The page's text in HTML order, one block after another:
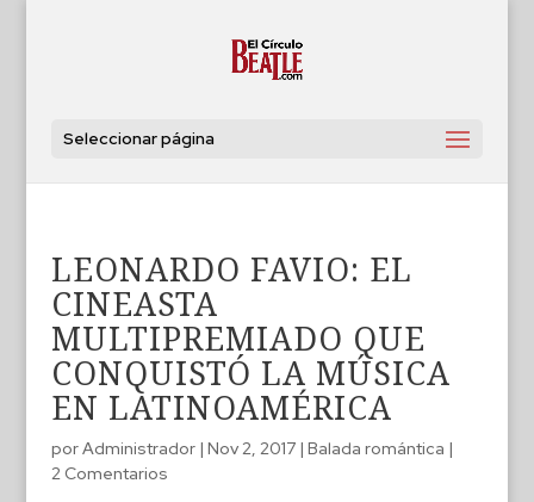
Seleccionar página
LEONARDO FAVIO: EL
CINEASTA
MULTIPREMIADO QUE
CONQUISTÓ LA MÚSICA
EN LATINOAMÉRICA
porAdministrador| Nov 2, 2017| Balada romántica |
2 Comentarios